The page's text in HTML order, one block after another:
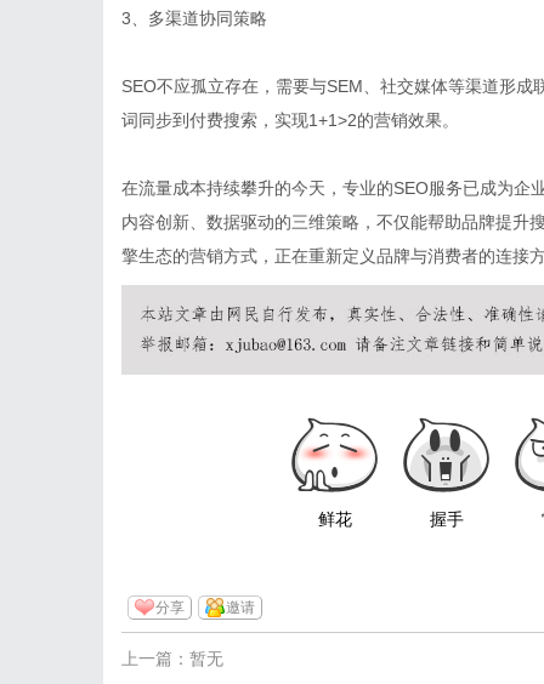
3、多渠道协同策略
SEO不应孤立存在，需要与SEM、社交媒体等渠道形
词同步到付费搜索，实现1+1>2的营销效果。
在流量成本持续攀升的今天，专业的SEO服务已成为企
内容创新、数据驱动的三维策略，不仅能帮助品牌提升
擎生态的营销方式，正在重新定义品牌与消费者的连接
鲜花 握手
分享 邀请
上一篇：暂无